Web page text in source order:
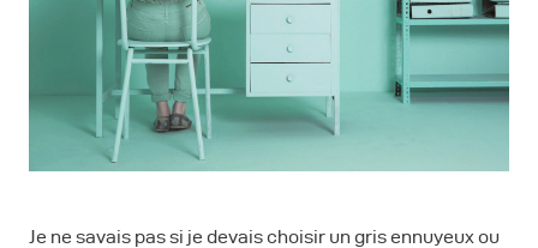
Je ne savais pas si je devais choisir un gris ennuyeux ou